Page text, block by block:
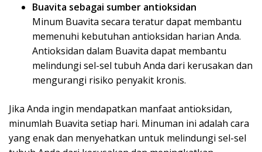
Buavita sebagai sumber antioksidan
Minum Buavita secara teratur dapat membantu
memenuhi kebutuhan antioksidan harian Anda.
Antioksidan dalam Buavita dapat membantu
melindungi sel-sel tubuh Anda dari kerusakan dan
mengurangi risiko penyakit kronis.
Jika Anda ingin mendapatkan manfaat antioksidan,
minumlah Buavita setiap hari. Minuman ini adalah cara
yang enak dan menyehatkan untuk melindungi sel-sel